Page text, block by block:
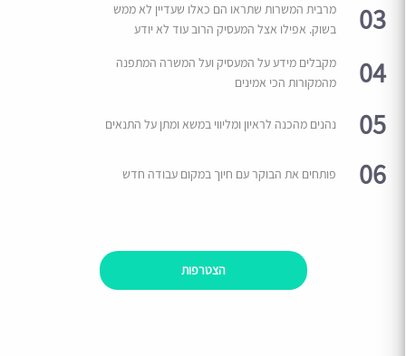
03
מרבית המשרות שתראו הם כאלו שעדיין לא ממש
בשוק. אפילו אצל המעסיק הרוב עוד לא יודע
04
מקבלים מידע על המעסיק ועל המשרה המתפנה
מהמקורות הכי אמינים
05 נהנים מהכנה לראיון ומליווי במשא ומתן על התנאים
06 פותחים את הבוקר עם חיוך במקום עבודה חדש
הצטרפות